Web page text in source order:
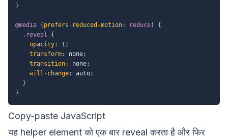
}
@media ( prefers-reduced-motion: reduce)
{
.reveal
{
opacity: 1;
transform: none;
transition: none;
will-change: auto;
}
}
Copy-paste JavaScript
यह helper element को एक बार reveal करता है और फिर